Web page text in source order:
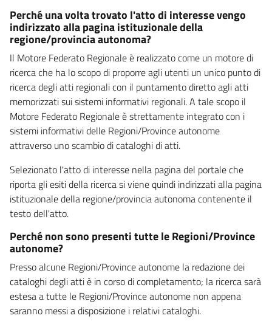
Perché una volta trovato l'atto di interesse vengo
indirizzato alla pagina istituzionale della
regione/provincia autonoma?
Il Motore Federato Regionale è realizzato come un motore di
ricerca che ha lo scopo di proporre agli utenti un unico punto di
ricerca degli atti regionali con il puntamento diretto agli atti
memorizzati sui sistemi informativi regionali. A tale scopo il
Motore Federato Regionale è strettamente integrato con i
sistemi informativi delle Regioni/Province autonome
attraverso uno scambio di cataloghi di atti.
Selezionato l'atto di interesse nella pagina del portale che
riporta gli esiti della ricerca si viene quindi indirizzati alla pagina
istituzionale della regione/provincia autonoma contenente il
testo dell'atto.
Perché non sono presenti tutte le Regioni/Province
autonome?
Presso alcune Regioni/Province autonome la redazione dei
cataloghi degli atti è in corso di completamento; la ricerca sarà
estesa a tutte le Regioni/Province autonome non appena
saranno messi a disposizione i relativi cataloghi.